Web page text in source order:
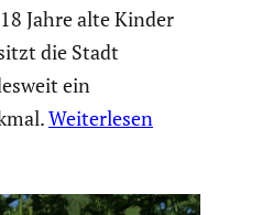
Jahre alte Kinder
die Stadt
ein
Weiterlesen